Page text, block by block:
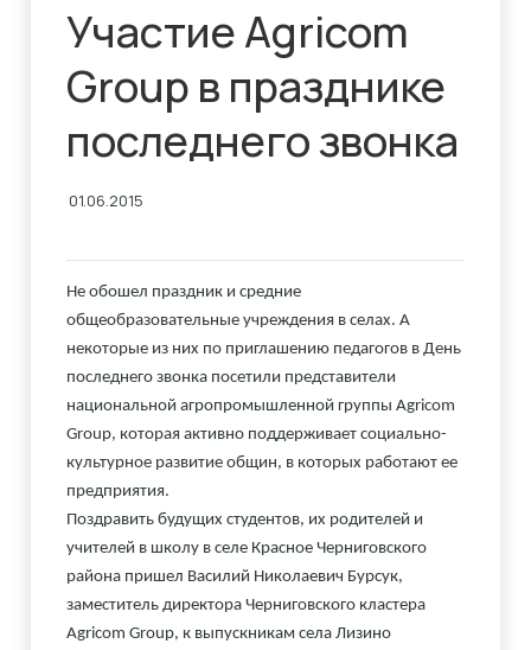
Участие Agricom
Group в празднике
последнего звонка
01.06.2015
Не обошел праздник и средние
общеобразовательные учреждения в селах. А
некоторые из них по приглашению педагогов в День
последнего звонка посетили представители
национальной агропромышленной группы Agricom
Group, которая активно поддерживает социально-
культурное развитие общин, в которых работают ее
предприятия.
Поздравить будущих студентов, их родителей и
учителей в школу в селе Красное Черниговского
района пришел Василий Николаевич Бурсук,
заместитель директора Черниговского кластера
Agricom Group, к выпускникам села Лизино